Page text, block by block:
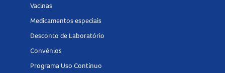
Vacinas
Medicamentos especiais
Desconto de Laboratório
Convênios
Programa Uso Contínuo